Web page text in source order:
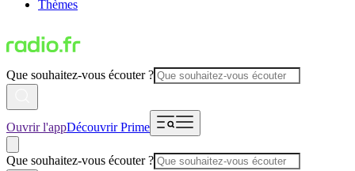
Thèmes
Que souhaitez-vous écouter ?
Ouvrir l'appDécouvrir Prime
Que souhaitez-vous écouter ?